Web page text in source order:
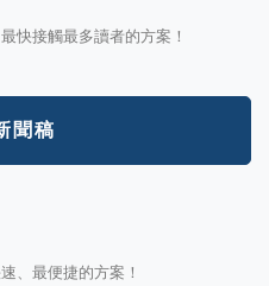
快接觸最多讀者的方案！
聞稿
、最便捷的方案！